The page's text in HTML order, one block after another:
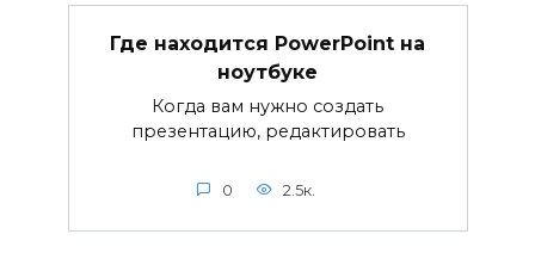
Где находится PowerPoint на
ноутбуке
Когда вам нужно создать
презентацию, редактировать
0 2.5к.